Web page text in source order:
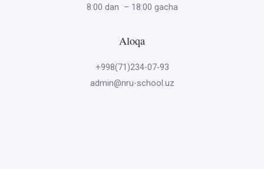
8:00 dan – 18:00 gacha
Aloqa
+998(71)234-07-93
admin@nru-school.uz